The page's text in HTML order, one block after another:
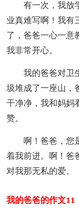
有一次，我放学
业真难写啊！我有
了，爸爸一心一意
我非常开心。
我的爸爸对卫生
圾堆成了一座山，
干净净，我和妈妈
赞。
啊！爸爸，您是
着我前进。啊！爸
对我那无私的爱。
我的爸爸的作文11